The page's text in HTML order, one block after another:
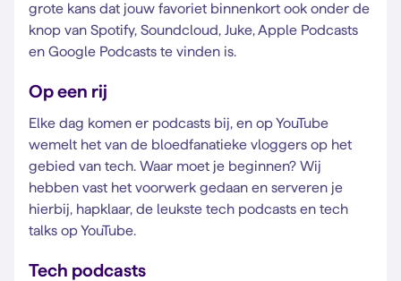
grote kans dat jouw favoriet binnenkort ook onder de
knop van Spotify, Soundcloud, Juke, Apple Podcasts
en Google Podcasts te vinden is.
Op een rij
Elke dag komen er podcasts bij, en op YouTube
wemelt het van de bloedfanatieke vloggers op het
gebied van tech. Waar moet je beginnen? Wij
hebben vast het voorwerk gedaan en serveren je
hierbij, hapklaar, de leukste tech podcasts en tech
talks op YouTube.
Tech podcasts